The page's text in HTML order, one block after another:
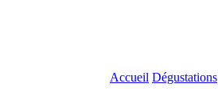
Accueil Dégustations